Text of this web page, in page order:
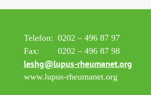
Telefon: 0202 – 496 87 97
Fax:
0202 – 496 87 98
leshg@lupus-rheumanet.org
www.lupus-rheumanet.org